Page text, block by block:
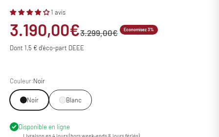
1 avis
Prix de vente
3.190,00€Prix normal
3.299,00€ Economisez 3%
Dont 1,5 € d'éco-part DEEE
Couleur:Noir
Noir Blanc
Disponible en ligne